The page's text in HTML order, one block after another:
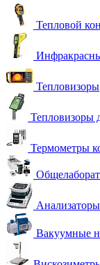
Тепловой
Тепловизоры
Тепловизоры
Термометры
Вакуумные